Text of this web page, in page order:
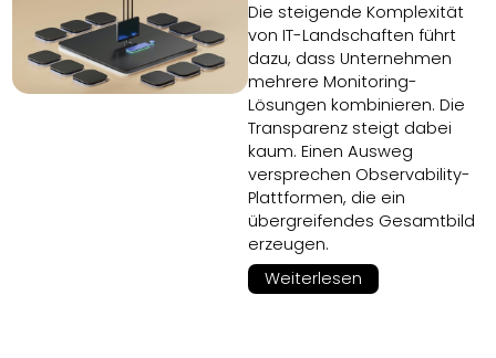
Die steigende Komplexität
von IT-Landschaften führt
dazu, dass Unternehmen
mehrere Monitoring-
Lösungen kombinieren. Die
Transparenz steigt dabei
kaum. Einen Ausweg
versprechen Observability-
Plattformen, die ein
übergreifendes Gesamtbild
erzeugen.
Weiterlesen